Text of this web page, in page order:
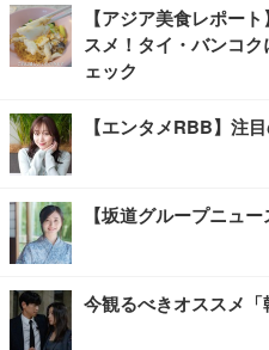
【アジア美食レポー
スメ！タイ・バンコ
ェック
【エンタメRBB】注
【坂道グループニュ
今観るべきオススメ「